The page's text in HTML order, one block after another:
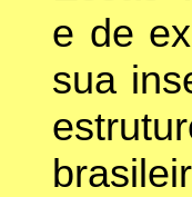
e de
sua